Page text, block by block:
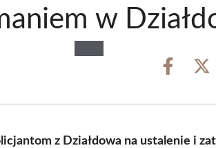
w
Share
z Działdowa na ustalenie i